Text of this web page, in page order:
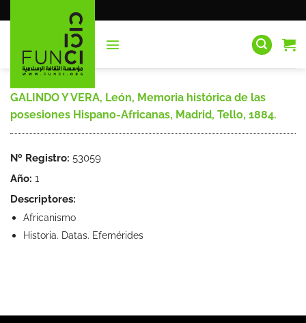
al
GALINDO Y VERA, León, Memoria histórica de las
posesiones Hispano-Africanas, Madrid, Tello, 1884.
Nº Registro: 53059
Año: 1
Descriptores:
Africanismo
Historia. Datas. Efemérides